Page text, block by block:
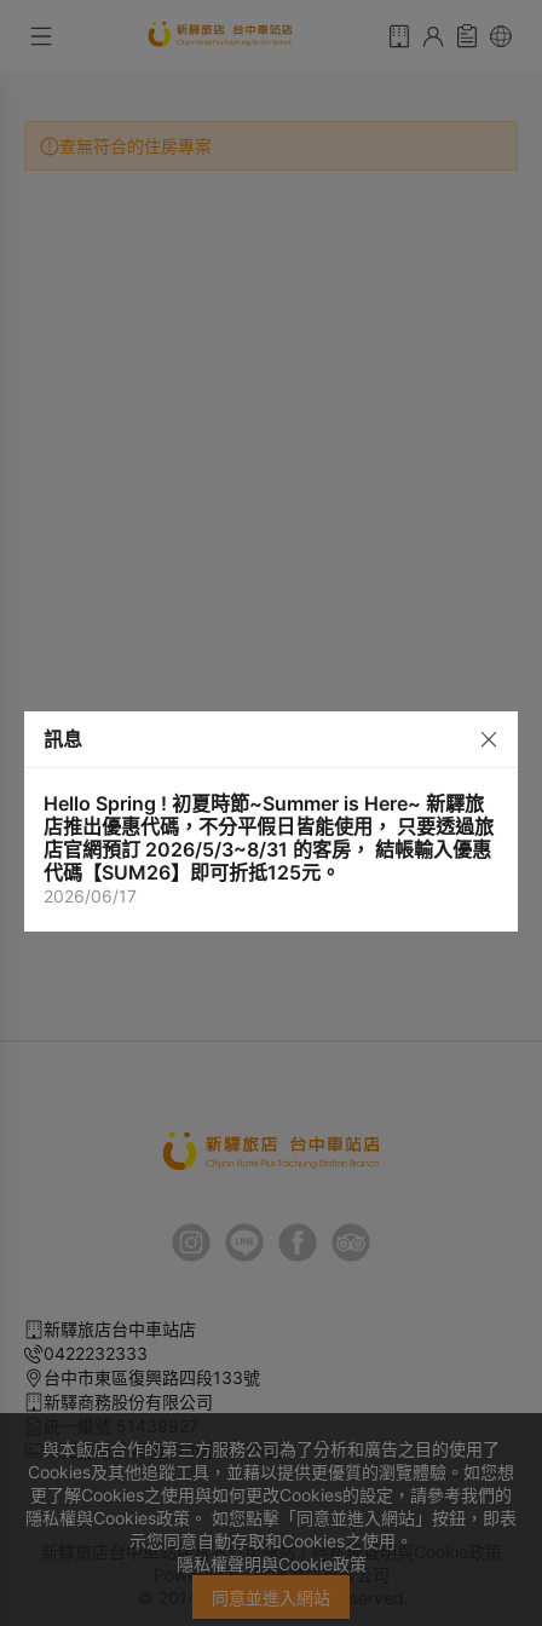
查無符合的住房專案
訊息
Hello Spring ! 初夏時節~Summer is Here~ 新驛旅
店推出優惠代碼，不分平假日皆能使用， 只要透過旅
店官網預訂 2026/5/3~8/31 的客房， 結帳輸入優惠
代碼【SUM26】即可折抵125元。
2026/06/17
與本飯店合作的第三方服務公司為了分析和廣告之目的使用了
Cookies及其他追蹤工具，並藉以提供更優質的瀏覽體驗。如您想
更了解Cookies之使用與如何更改Cookies的設定，請參考我們的
隱私權與Cookies政策。 如您點擊「同意並進入網站」按鈕，即表
示您同意自動存取和Cookies之使用。
隱私權聲明與Cookie政策
同意並進入網站
新驛旅店台中車站店
0422232333
台中市東區復興路四段133號
新驛商務股份有限公司
旅宿登記證號 臺中市旅館135號
新驛旅店台中車站店官方訂房網站｜隱私權聲明與Cookie政策
Powered by曜通資訊有限公司
© 2014-2026 All Rights Reserved.